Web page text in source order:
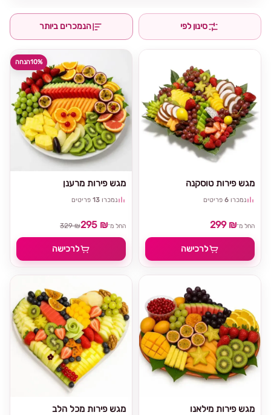
סינון לפי הנמכרים ביותר
10%הנחה
מגש פירות מרענן
נמכרו 13 פריטים
החל מ־295 ₪
329 ₪
לרכישה
מגש פירות טוסקנה
נמכרו 6 פריטים
החל מ־299 ₪
לרכישה
מגש פירות מכל הלב מגש פירות מילאנו